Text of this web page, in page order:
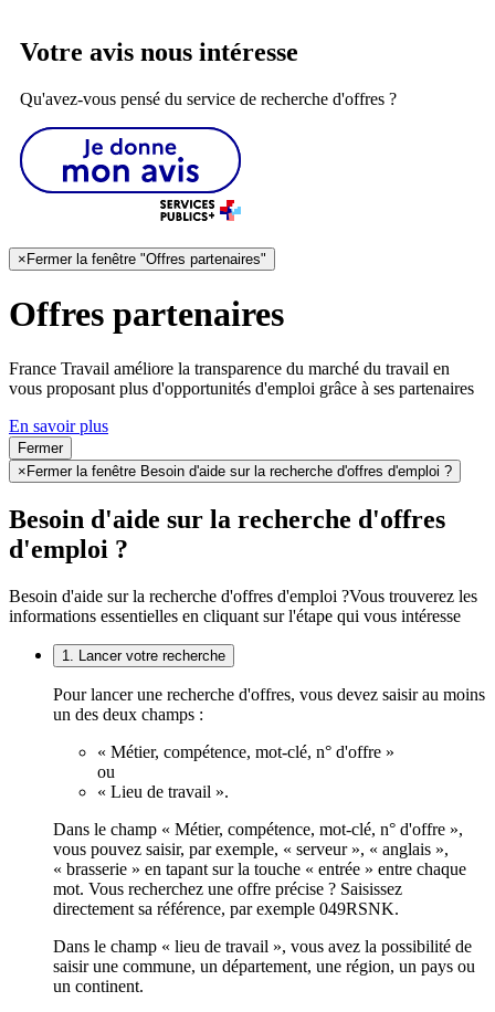
Votre avis nous intéresse
Qu'avez-vous pensé du service de recherche d'offres ?
× Fermer la fenêtre "Offres partenaires"
Offres partenaires
France Travail améliore la transparence du marché du travail en
vous proposant plus d'opportunités d'emploi grâce à ses partenaires
En savoir plus
Fermer
× Fermer la fenêtre Besoin d'aide sur la recherche d'offres d'emploi ?
Besoin d'aide sur la recherche d'offres
d'emploi ?
Besoin d'aide sur la recherche d'offres d'emploi ?Vous trouverez les
informations essentielles en cliquant sur l'étape qui vous intéresse
1. Lancer votre recherche
Pour lancer une recherche d'offres, vous devez saisir au moins
un des deux champs :
« Métier, compétence, mot-clé, n° d'offre »
ou
« Lieu de travail ».
Dans le champ « Métier, compétence, mot-clé, n° d'offre »,
vous pouvez saisir, par exemple, « serveur », « anglais »,
« brasserie » en tapant sur la touche « entrée » entre chaque
mot. Vous recherchez une offre précise ? Saisissez
directement sa référence, par exemple 049RSNK.
Dans le champ « lieu de travail », vous avez la possibilité de
saisir une commune, un département, une région, un pays ou
un continent.